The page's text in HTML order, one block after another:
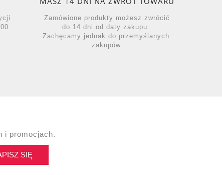
Zamówione produkty możesz zwrócić
do 14 dni od daty zakupu.
Zachęcamy jednak do przemyślanych
zakupów.
i promocjach.
SIĘ